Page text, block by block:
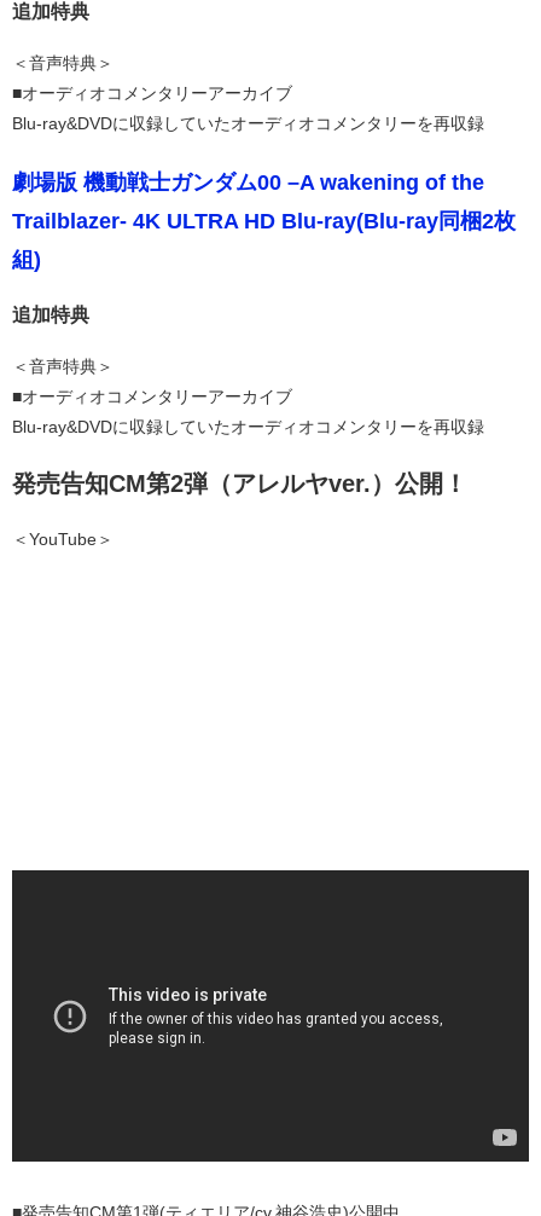
追加特典
＜音声特典＞
■オーディオコメンタリーアーカイブ
Blu-ray&DVDに収録していたオーディオコメンタリーを再収録
劇場版 機動戦士ガンダム00 –A wakening of the
Trailblazer- 4K ULTRA HD Blu-ray(Blu-ray同梱2枚
組)
追加特典
＜音声特典＞
■オーディオコメンタリーアーカイブ
Blu-ray&DVDに収録していたオーディオコメンタリーを再収録
発売告知CM第2弾（アレルヤver.）公開！
＜YouTube＞
■発売告知CM第1弾(ティエリア/cv.神谷浩史)公開中